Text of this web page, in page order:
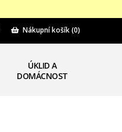
Nákupní košík(0)
ÚKLID A
DOMÁCNOST